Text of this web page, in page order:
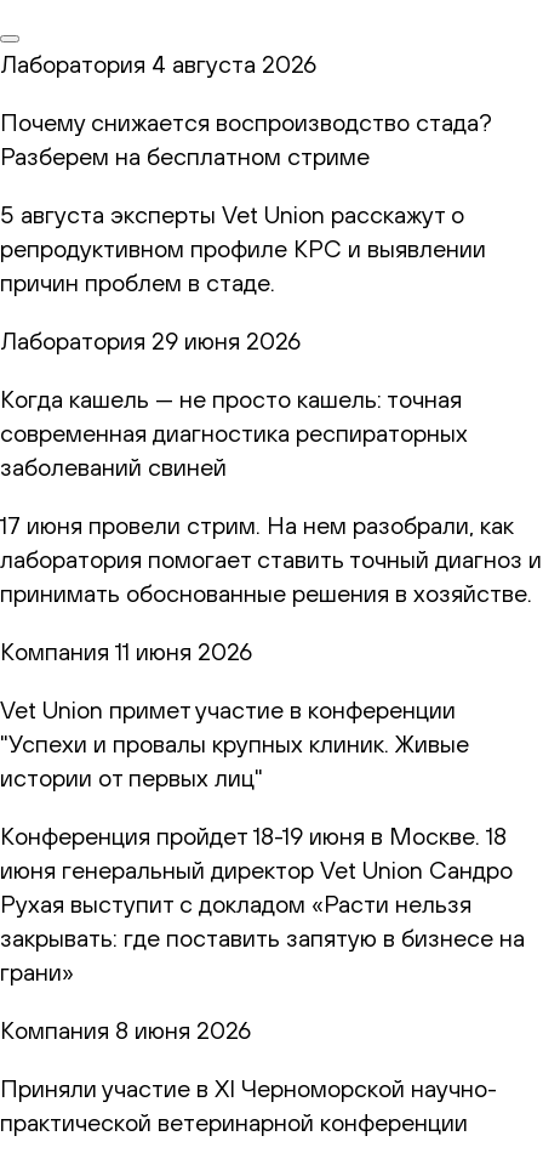
Лаборатория 4 августа 2026
Почему снижается воспроизводство стада?
Разберем на бесплатном стриме
5 августа эксперты Vet Union расскажут о
репродуктивном профиле КРС и выявлении
причин проблем в стаде.
Лаборатория 29 июня 2026
Когда кашель — не просто кашель: точная
современная диагностика респираторных
заболеваний свиней
17 июня провели стрим. На нем разобрали, как
лаборатория помогает ставить точный диагноз и
принимать обоснованные решения в хозяйстве.
Компания 11 июня 2026
Vet Union примет участие в конференции
"Успехи и провалы крупных клиник. Живые
истории от первых лиц"
Конференция пройдет 18-19 июня в Москве. 18
июня генеральный директор Vet Union Сандро
Рухая выступит с докладом «Расти нельзя
закрывать: где поставить запятую в бизнесе на
грани»
Компания 8 июня 2026
Приняли участие в XI Черноморской научно-
практической ветеринарной конференции